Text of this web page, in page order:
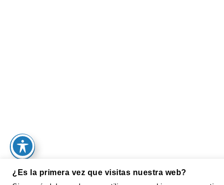
¿Es la primera vez que visitas nuestra web?